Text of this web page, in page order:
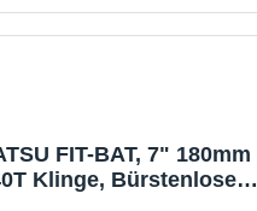
FIT-BAT, 7" 180mm
Klinge, Bürstenlosem